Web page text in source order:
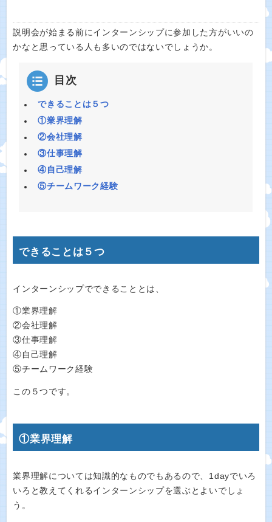
説明会が始まる前にインターンシップに参加した方がいいの
かなと思っている人も多いのではないでしょうか。
目次
できることは５つ
①業界理解
②会社理解
③仕事理解
④自己理解
⑤チームワーク経験
できることは５つ
インターンシップでできることとは、
①業界理解
②会社理解
③仕事理解
④自己理解
⑤チームワーク経験
この５つです。
①業界理解
業界理解については知識的なものでもあるので、1dayでいろ
いろと教えてくれるインターンシップを選ぶとよいでしょ
う。